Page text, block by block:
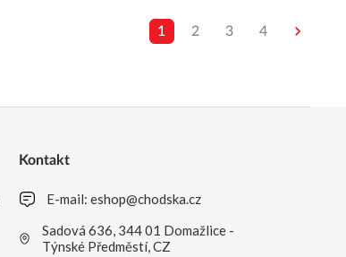
1 2 3 4
Kontakt
E-mail:eshop@chodska.cz
Sadová 636, 344 01 Domažlice -
Týnské Předměstí, CZ